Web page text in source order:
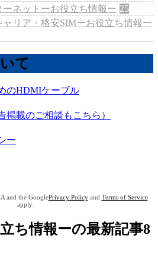
ーネットーお役立ち情報ー 25
ャリア・格安SIMーお役立ち情報ー
て
のHDMIケーブル
掲載のご相談もこちら）
ー
and the GooglePrivacy Policyand Terms of Service
apply.
ち情報ーの最新記事8